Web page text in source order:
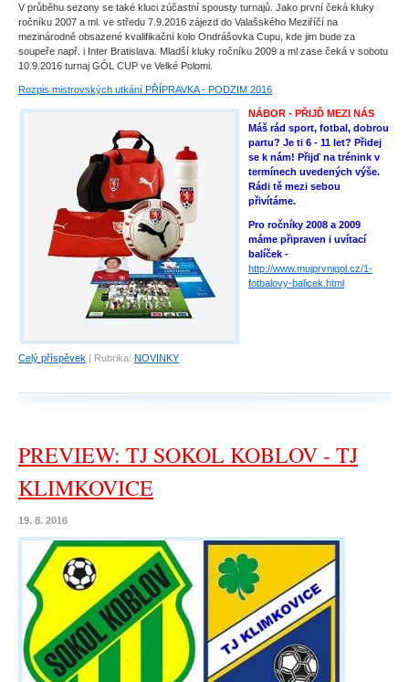
V průběhu sezony se také kluci zúčastní spousty turnajů. Jako první čeká kluky
ročníku 2007 a ml. ve středu 7.9.2016 zájezd do Valašského Meziříčí na
mezinárodně obsazené kvalifikační kolo Ondrášovka Cupu, kde jim bude za
soupeře např. i Inter Bratislava. Mladší kluky ročníku 2009 a ml zase čeká v sobotu
10.9.2016 turnaj GÓL CUP ve Velké Polomi.
Rozpis mistrovských utkání PŘÍPRAVKA - PODZIM 2016
NÁBOR - PŘIJĎ MEZI NÁS
Máš rád sport, fotbal, dobrou
partu? Je ti 6 - 11 let? Přidej
se k nám! Přijď na trénink v
termínech uvedených výše.
Rádi tě mezi sebou
přivítáme.
Pro ročníky 2008 a 2009
máme připraven i uvítací
balíček -
http://www.mujprvnigol.cz/1-
fotbalovy-balicek.html
Celý příspěvek | Rubrika: NOVINKY
PREVIEW: TJ SOKOL KOBLOV - TJ
KLIMKOVICE
19. 8. 2016
Portrét